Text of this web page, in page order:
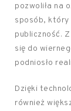
pozwoliła na
sposób, który
publiczność.
się do
podniosło
Dzięki
również